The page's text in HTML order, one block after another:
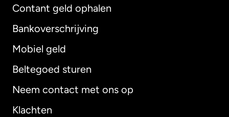
Contant geld ophalen
Bankoverschrijving
Mobiel geld
Beltegoed sturen
Neem contact met ons op
Klachten